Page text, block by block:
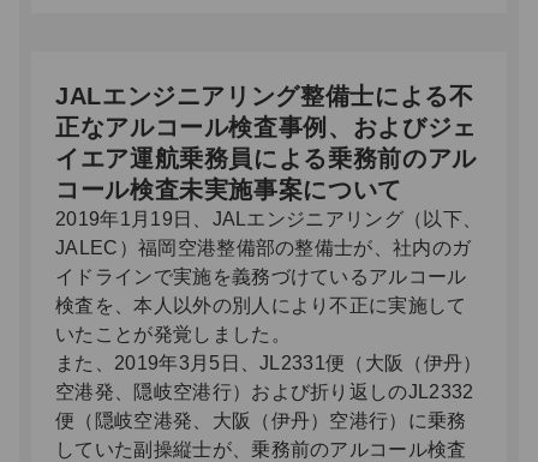
JALエンジニアリング整備士による不
正なアルコール検査事例、およびジェ
イエア運航乗務員による乗務前のアル
コール検査未実施事案について
2019年1月19日、JALエンジニアリング（以下、
JALEC）福岡空港整備部の整備士が、社内のガ
イドラインで実施を義務づけているアルコール
検査を、本人以外の別人により不正に実施して
いたことが発覚しました。
また、2019年3月5日、JL2331便（大阪（伊丹）
空港発、隠岐空港行）および折り返しのJL2332
便（隠岐空港発、大阪（伊丹）空港行）に乗務
していた副操縦士が、乗務前のアルコール検査